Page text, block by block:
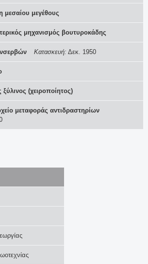
μεσαίου μεγέθους
μηχανισμός βουτυροκάδης
Κατασκευή: Δεκ. 1950
(χειροποίητος)
μεταφοράς αντιδραστηρίων